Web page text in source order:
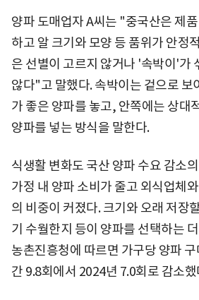
양파 도매업자 A씨는 "중국산은 제
하고 알 크기와 모양 등 품위가 안정
은 선별이 고르지 않거나 '속박이'가
않다"고 말했다. 속박이는 겉으로 보
가 좋은 양파를 놓고, 안쪽에는 상대
양파를 넣는 방식을 말한다.
식생활 변화도 국산 양파 수요 감소
가정 내 양파 소비가 줄고 외식업체
의 비중이 커졌다. 크기와 오래 저장
기 수월한지 등이 양파를 선택하는
농촌진흥청에 따르면 가구당 양파
간 9.8회에서 2024년 7.0회로 감소했